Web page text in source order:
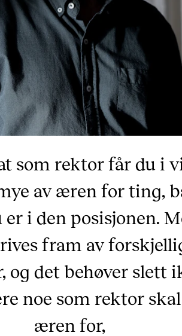
som rektor får du i
av æren for ting,
i den posisjonen.
fram av
og det behøver slett
noe som rektor
æren for,